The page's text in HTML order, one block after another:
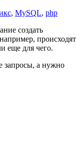
, MySQL, php
создать
происходят
еще для чего.
запросы, а нужно